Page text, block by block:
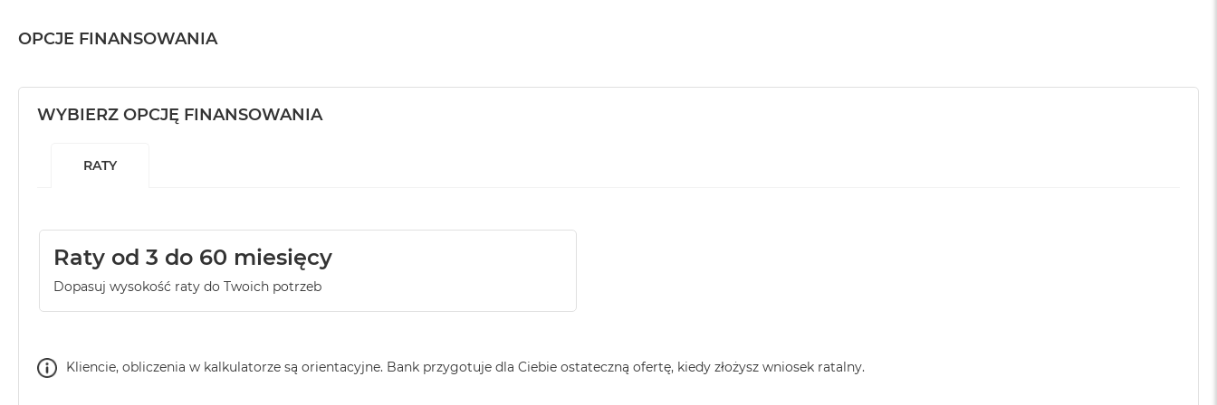
OPCJE FINANSOWANIA
WYBIERZ OPCJĘ FINANSOWANIA
RATY
Raty od 3 do 60 miesięcy
Dopasuj wysokość raty do Twoich potrzeb
Kliencie, obliczenia w kalkulatorze są orientacyjne. Bank przygotuje dla Ciebie ostateczną ofertę, kiedy złożysz wniosek ratalny.